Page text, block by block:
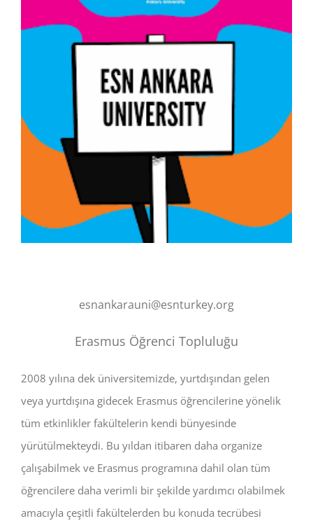
esnankarauni@esnturkey.org
Erasmus Öğrenci Topluluğu
2008 yılına dek üniversitemizde, yurtdışından gelen
veya yurtdışına gidecek Erasmus öğrencilerine yönelik
tüm etkinlikler fakültelerin kendi bünyesinde
yürütülmekteydi. Bu yıldan itibaren daha organize
çalışabilmek ve Erasmus programına dahil olan tüm
öğrencilere daha verimli bir şekilde yardımcı olabilmek
amacıyla çeşitli fakültelerden bu konuda tecrübesi